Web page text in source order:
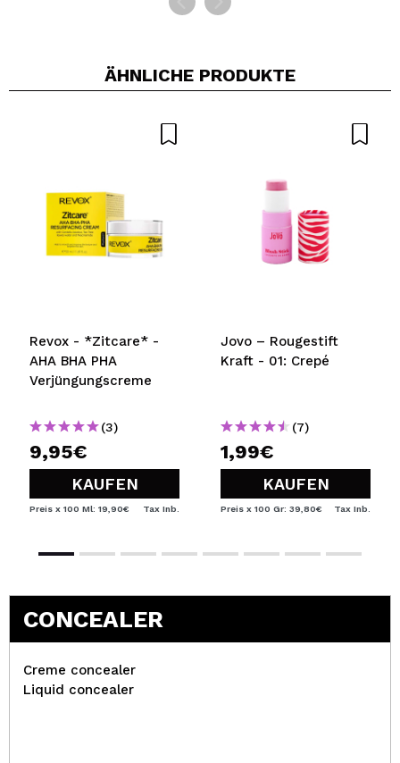
ÄHNLICHE PRODUKTE
Revox - *Zitcare* -
AHA BHA PHA
Verjüngungscreme
(3)
9,95€
KAUFEN
Preis x 100 Ml: 19,90€ Tax Inb.
Jovo – Rougestift
Kraft - 01: Crepé
(7)
1,99€
KAUFEN
Preis x 100 Gr: 39,80€ Tax Inb.
CONCEALER
Creme concealer
Liquid concealer